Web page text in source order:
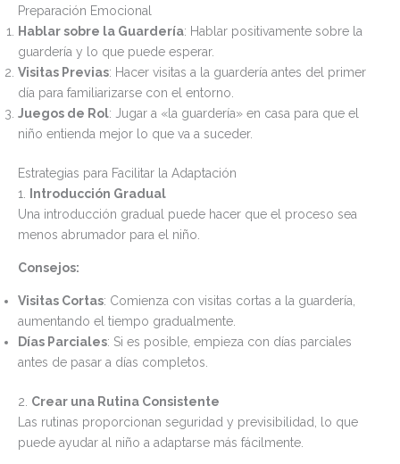
Preparación Emocional
Hablar sobre la Guardería: Hablar positivamente sobre la
guardería y lo que puede esperar.
Visitas Previas: Hacer visitas a la guardería antes del primer
día para familiarizarse con el entorno.
Juegos de Rol: Jugar a «la guardería» en casa para que el
niño entienda mejor lo que va a suceder.
Estrategias para Facilitar la Adaptación
1.
Introducción Gradual
Una introducción gradual puede hacer que el proceso sea
menos abrumador para el niño.
Consejos:
Visitas Cortas: Comienza con visitas cortas a la guardería,
aumentando el tiempo gradualmente.
Días Parciales: Si es posible, empieza con días parciales
antes de pasar a días completos.
2. Crear una Rutina Consistente
Las rutinas proporcionan seguridad y previsibilidad, lo que
puede ayudar al niño a adaptarse más fácilmente.